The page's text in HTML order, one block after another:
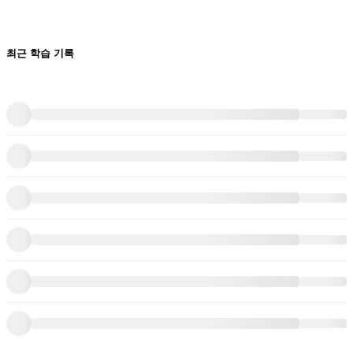
최근 학습 기록